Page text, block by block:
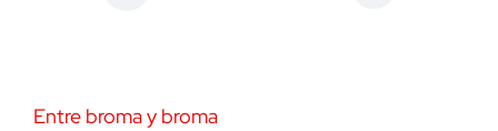
Entre broma y broma